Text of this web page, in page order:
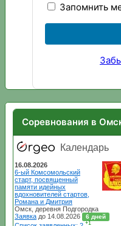
Запомнить
Соревнования в